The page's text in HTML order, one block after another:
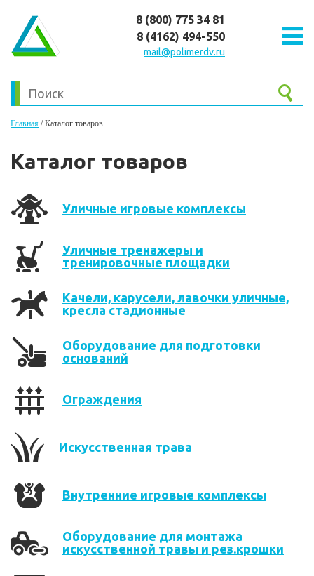
8 (800) 775 34 81
8 (4162) 494-550
mail@polimerdv.ru
Главная /Каталог товаров
Каталог товаров
Уличные игровые комплексы
Уличные тренажеры и
тренировочные площадки
Качели, карусели, лавочки уличные,
кресла стадионные
Оборудование для подготовки
оснований
Ограждения
Искусственная трава
Внутренние игровые комплексы
Оборудование для монтажа
искусственной травы и рез.крошки